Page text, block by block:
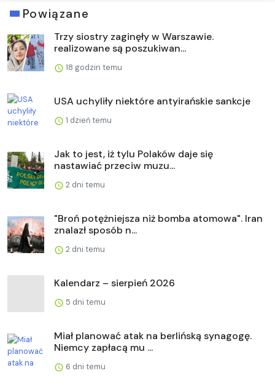
Powiązane
Trzy siostry zaginęły w Warszawie.
realizowane są poszukiwan...
18 godzin temu
USA uchyliły niektóre antyirańskie sankcje
1 dzień temu
Jak to jest, iż tylu Polaków daje się
nastawiać przeciw muzu...
2 dni temu
"Broń potężniejsza niż bomba atomowa". Iran
znalazł sposób n...
2 dni temu
Kalendarz – sierpień 2026
5 dni temu
Miał planować atak na berlińską synagogę.
Niemcy zapłacą mu ...
6 dni temu